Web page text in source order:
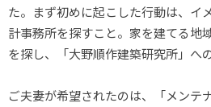
た。まず初めに起こした行動は、イ
計事務所を探すこと。家を建てる地
を探し、「大野順作建築研究所」へ
ご夫妻が希望されたのは、「メンテ